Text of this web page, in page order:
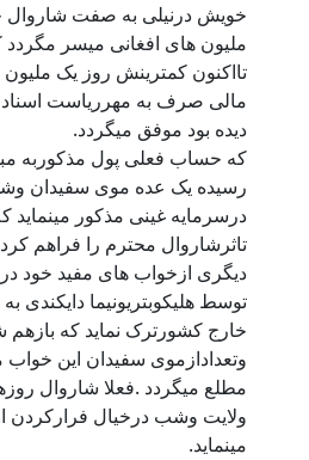
خویش درنیلی به صفت شاروال
ملیون های افغانی میسر مگردد
تااکنون کمترینش روز یک
مالی صرف به مهرریاست اسناد
دیده بود موفق میگردد.
که حساب فعلی پول مذکوربه
رسیده یک عده موی سفیدان
درسرمایه غینی مذکور مینماید
تاثرشاروال محترم را فراهم
دیگری ازخواب های مفید خود
توسط هلیکوبتریونیما دایکندی
خارج کشورترک نماید که بازهم
وتعدادازموی سفیدان این
مطلع میگردد .فعلا شاروال
ولایت وشب درخیال فرارکردن
مینماید.